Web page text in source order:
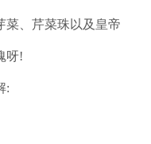
菜、芹菜珠以及皇帝
呀!
: